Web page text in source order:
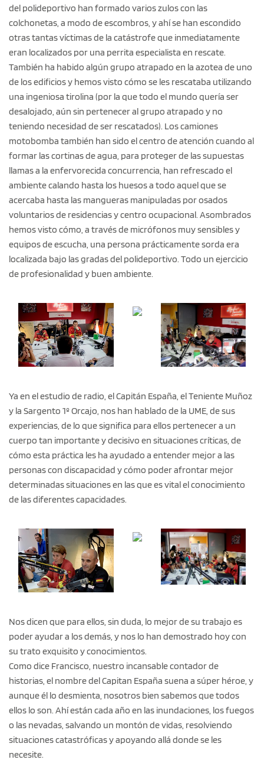
del polideportivo han formado varios zulos con las
colchonetas, a modo de escombros, y ahí se han escondido
otras tantas víctimas de la catástrofe que inmediatamente
eran localizados por una perrita especialista en rescate.
También ha habido algún grupo atrapado en la azotea de uno
de los edificios y hemos visto cómo se les rescataba utilizando
una ingeniosa tirolina (por la que todo el mundo quería ser
desalojado, aún sin pertenecer al grupo atrapado y no
teniendo necesidad de ser rescatados). Los camiones
motobomba también han sido el centro de atención cuando al
formar las cortinas de agua, para proteger de las supuestas
llamas a la enfervorecida concurrencia, han refrescado el
ambiente calando hasta los huesos a todo aquel que se
acercaba hasta las mangueras manipuladas por osados
voluntarios de residencias y centro ocupacional. Asombrados
hemos visto cómo, a través de micrófonos muy sensibles y
equipos de escucha, una persona prácticamente sorda era
localizada bajo las gradas del polideportivo. Todo un ejercicio
de profesionalidad y buen ambiente.
Ya en el estudio de radio, el Capitán España, el Teniente Muñoz
y la Sargento 1º Orcajo, nos han hablado de la UME, de sus
experiencias, de lo que significa para ellos pertenecer a un
cuerpo tan importante y decisivo en situaciones críticas, de
cómo esta práctica les ha ayudado a entender mejor a las
personas con discapacidad y cómo poder afrontar mejor
determinadas situaciones en las que es vital el conocimiento
de las diferentes capacidades.
Nos dicen que para ellos, sin duda, lo mejor de su trabajo es
poder ayudar a los demás, y nos lo han demostrado hoy con
su trato exquisito y conocimientos.
Como dice Francisco, nuestro incansable contador de
historias, el nombre del Capitan España suena a súper héroe, y
aunque él lo desmienta, nosotros bien sabemos que todos
ellos lo son. Ahí están cada año en las inundaciones, los fuegos
o las nevadas, salvando un montón de vidas, resolviendo
situaciones catastróficas y apoyando allá donde se les
necesite.